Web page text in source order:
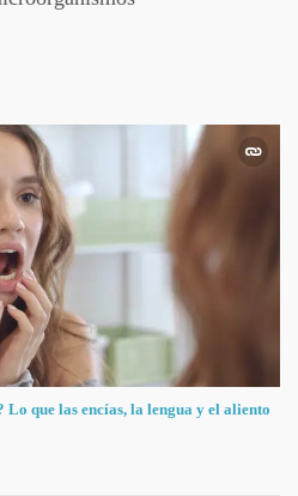
Lo que las encías, la lengua y el aliento